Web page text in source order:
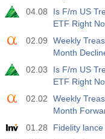
USD
Taux de
Act
USD
Baker Hughes
américaines
Act
04.08
Is F/m US
ETF Right
02.09
Weekly
Month
02.03
Is F/m US
ETF Right
02.02
Weekly
Month
01.28
Fidelity